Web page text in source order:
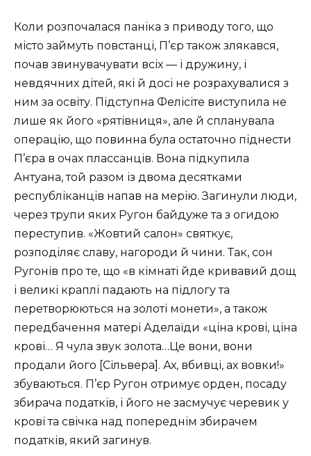
Коли розпочалася паніка з приводу того, що
місто займуть повстанці, П’єр також злякався,
почав звинувачувати всіх — і дружину, і
невдячних дітей, які й досі не розрахувалися з
ним за освіту. Підступна Фелісіте виступила не
лише як його «рятівниця», але й спланувала
операцію, що повинна була остаточно піднести
П’єра в очах плассанців. Вона підкупила
Антуана, той разом із двома десятками
республіканців напав на мерію. Загинули люди,
через трупи яких Ругон байдуже та з огидою
переступив. «Жовтий салон» святкує,
розподіляє славу, нагороди й чини. Так, сон
Ругонів про те, що «в кімнаті йде кривавий дощ
і великі краплі падають на підлогу та
перетворюються на золоті монети», а також
передбачення матері Аделаїди «ціна крові, ціна
крові… Я чула звук золота…Це вони, вони
продали його [Сільвера]. Ах, вбивці, ах вовки!»
збуваються. П’єр Ругон отримує орден, посаду
збирача податків, і його не засмучує черевик у
крові та свічка над попереднім збирачем
податків, який загинув.